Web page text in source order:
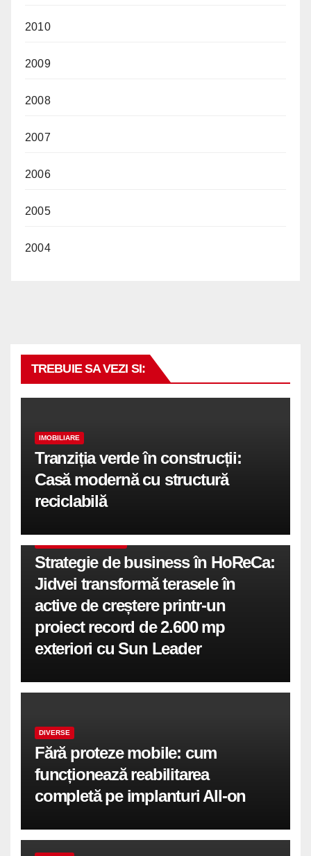
2010
2009
2008
2007
2006
2005
2004
TREBUIE SA VEZI SI:
IMOBILIARE
Tranziția verde în construcții:
Casă modernă cu structură
reciclabilă
Strategie de business în HoReCa:
Jidvei transformă terasele în
active de creștere printr-un
proiect record de 2.600 mp
exteriori cu Sun Leader
DIVERSE
Fără proteze mobile: cum
funcționează reabilitarea
completă pe implanturi All-on